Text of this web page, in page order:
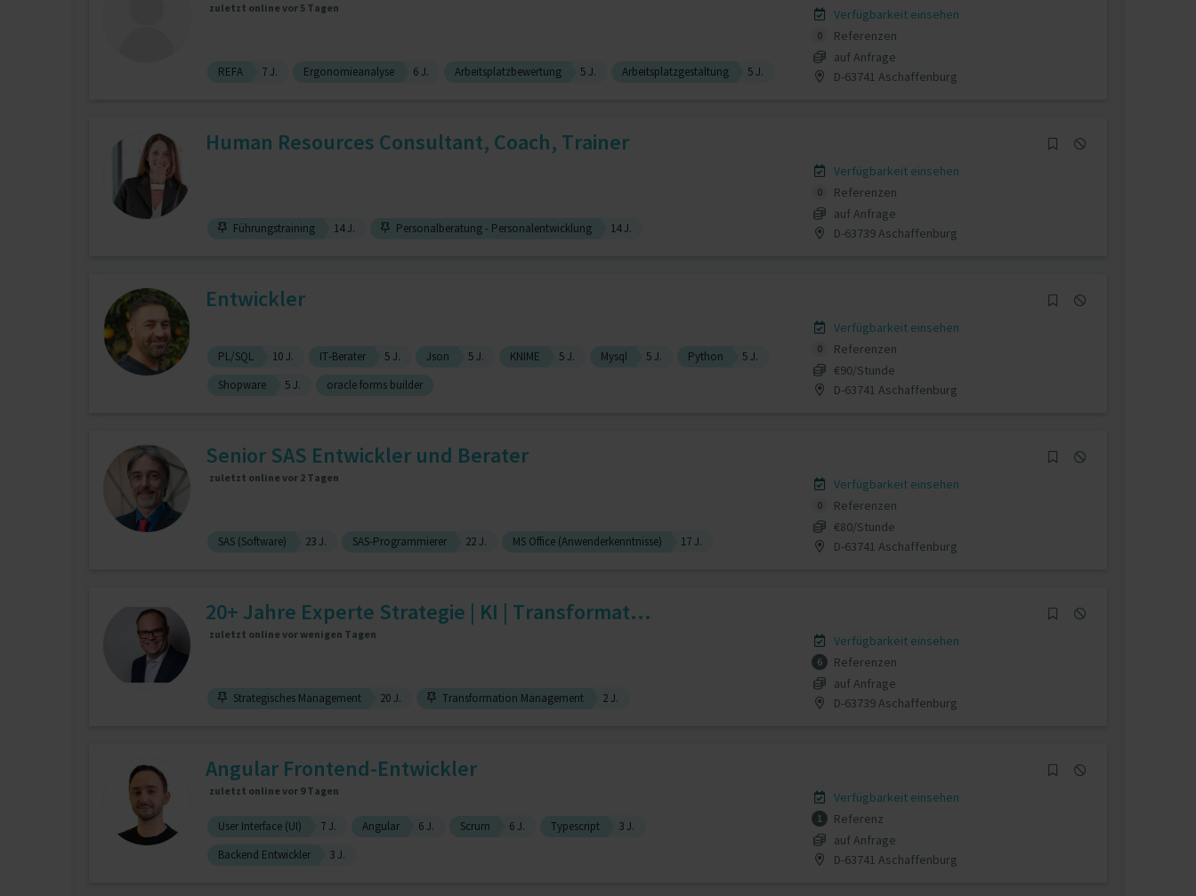
zuletzt online vor 5 Tagen
REFA 7 J. Ergonomieanalyse 6 J. Arbeitsplatzbewertung 5 J. Arbeitsplatzgestaltung 5 J.
Verfügbarkeit einsehen
0
Referenzen
auf Anfrage
D-63741 Aschaffenburg
Human Resources Consultant, Coach, Trainer
Führungstraining 14 J. Personalberatung - Personalentwicklung 14 J.
Verfügbarkeit einsehen
0
Referenzen
auf Anfrage
D-63739 Aschaffenburg
Entwickler
PL/SQL 10 J. IT-Berater 5 J. Json 5 J. KNIME 5 J. Mysql 5 J. Python
5 J.
Shopware
5 J. oracle forms builder
Verfügbarkeit einsehen
0
Referenzen
€90/Stunde
D-63741 Aschaffenburg
Senior SAS Entwickler und Berater
zuletzt online vor 2 Tagen
SAS (Software) 23 J. SAS-Programmierer 22 J. MS Office (Anwenderkenntnisse) 17 J.
Verfügbarkeit einsehen
0
Referenzen
€80/Stunde
D-63741 Aschaffenburg
20+ Jahre Experte Strategie | KI | Transformat...
zuletzt online vor wenigen Tagen
Strategisches Management 20 J. Transformation Management 2 J.
Verfügbarkeit einsehen
6
Referenzen
auf Anfrage
D-63739 Aschaffenburg
Angular Frontend-Entwickler
zuletzt online vor 9 Tagen
User Interface (UI) 7 J. Angular 6 J. Scrum 6 J. Typescript
3 J.
Backend Entwickler
3 J.
Verfügbarkeit einsehen
1
Referenz
auf Anfrage
D-63741 Aschaffenburg